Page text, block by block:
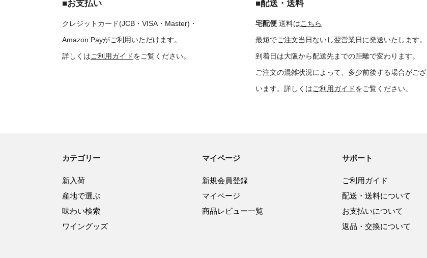
■お支払い
クレジットカード(JCB・VISA・Master)・
Amazon Payがご利用いただけます。
詳しくはご利用ガイドをご覧ください。
■配送・送料
宅配便 送料はこちら
最短でご注文当日ないし翌営業日に発送いたします。
到着日は大阪から配送先までの距離で変わります。
ご注文の混雑状況によって、多少前後する場合がござ
います。詳しくはご利用ガイドをご覧ください。
カテゴリー
新入荷
産地で選ぶ
味わい検索
ワイングッズ
マイページ
新規会員登録
マイページ
商品レビュー一覧
サポート
ご利用ガイド
配送・送料について
お支払いについて
返品・交換について